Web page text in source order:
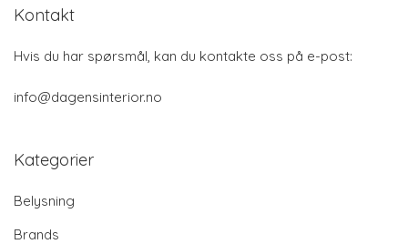
Kontakt
Hvis du har spørsmål, kan du kontakte oss på e-post:
info@dagensinterior.no
Kategorier
Belysning
Brands